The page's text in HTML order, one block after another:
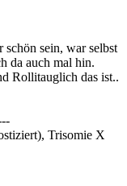
schön sein, war selbst
da auch mal hin.
Rollitauglich das ist..
Trisomie X